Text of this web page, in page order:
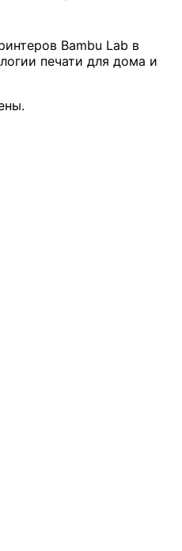
Bambu Lab в
печати для дома и